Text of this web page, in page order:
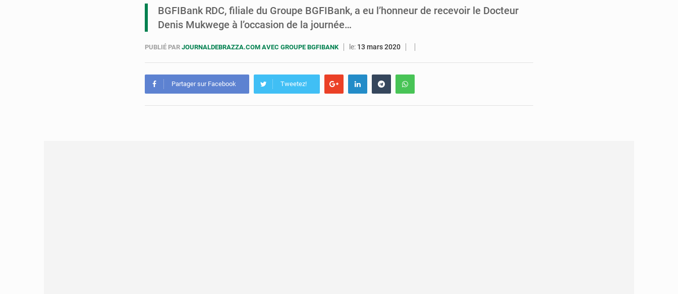
BGFIBank RDC, filiale du Groupe BGFIBank, a eu l’honneur de recevoir le Docteur
Denis Mukwege à l’occasion de la journée…
PUBLIÉ PAR JOURNALDEBRAZZA.COM AVEC GROUPE BGFIBANK le: 13 mars 2020
Partager sur Facebook Tweetez!